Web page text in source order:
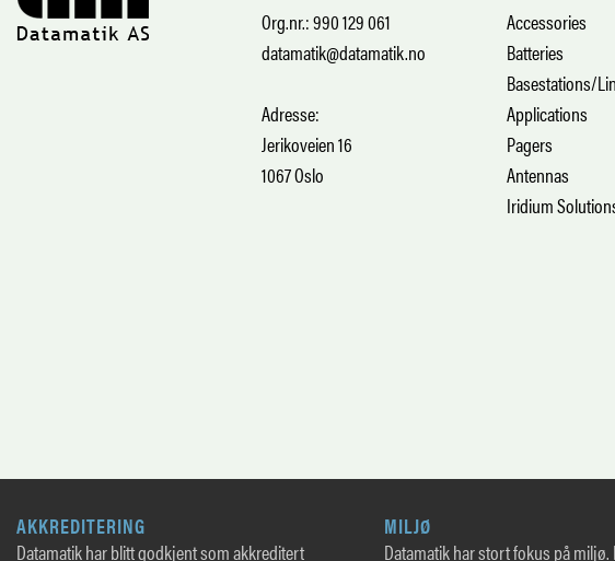
Org.nr.: 990 129 061
datamatik@datamatik.no
Adresse:
Jerikoveien 16
1067 Oslo
Accessories
Batteries
Basestations/
Applications
Pagers
Antennas
Iridium
AKKREDITERING
Datamatik har blitt godkjent som akkreditert
MILJØ
Datamatik har stort fokus på